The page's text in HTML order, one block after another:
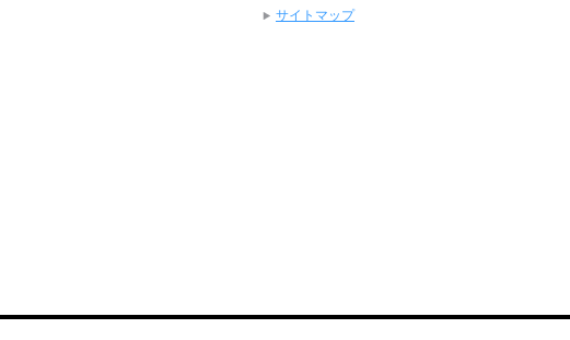
サイトマップ